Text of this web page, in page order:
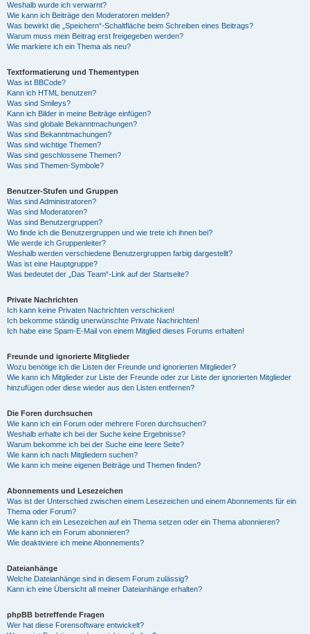
Weshalb wurde ich verwarnt?
Wie kann ich Beiträge den Moderatoren melden?
Was bewirkt die „Speichern“-Schaltfläche beim Schreiben eines Beitrags?
Warum muss mein Beitrag erst freigegeben werden?
Wie markiere ich ein Thema als neu?
Textformatierung und Thementypen
Was ist BBCode?
Kann ich HTML benutzen?
Was sind Smileys?
Kann ich Bilder in meine Beiträge einfügen?
Was sind globale Bekanntmachungen?
Was sind Bekanntmachungen?
Was sind wichtige Themen?
Was sind geschlossene Themen?
Was sind Themen-Symbole?
Benutzer-Stufen und Gruppen
Was sind Administratoren?
Was sind Moderatoren?
Was sind Benutzergruppen?
Wo finde ich die Benutzergruppen und wie trete ich ihnen bei?
Wie werde ich Gruppenleiter?
Weshalb werden verschiedene Benutzergruppen farbig dargestellt?
Was ist eine Hauptgruppe?
Was bedeutet der „Das Team“-Link auf der Startseite?
Private Nachrichten
Ich kann keine Privaten Nachrichten verschicken!
Ich bekomme ständig unerwünschte Private Nachrichten!
Ich habe eine Spam-E-Mail von einem Mitglied dieses Forums erhalten!
Freunde und ignorierte Mitglieder
Wozu benötige ich die Listen der Freunde und ignorierten Mitglieder?
Wie kann ich Mitglieder zur Liste der Freunde oder zur Liste der ignorierten Mitglieder
hinzufügen oder diese wieder aus den Listen entfernen?
Die Foren durchsuchen
Wie kann ich ein Forum oder mehrere Foren durchsuchen?
Weshalb erhalte ich bei der Suche keine Ergebnisse?
Warum bekomme ich bei der Suche eine leere Seite?
Wie kann ich nach Mitgliedern suchen?
Wie kann ich meine eigenen Beiträge und Themen finden?
Abonnements und Lesezeichen
Was ist der Unterschied zwischen einem Lesezeichen und einem Abonnements für ein
Thema oder Forum?
Wie kann ich ein Lesezeichen auf ein Thema setzen oder ein Thema abonnieren?
Wie kann ich ein Forum abonnieren?
Wie deaktiviere ich meine Abonnements?
Dateianhänge
Welche Dateianhänge sind in diesem Forum zulässig?
Kann ich eine Übersicht all meiner Dateianhänge erhalten?
phpBB betreffende Fragen
Wer hat diese Forensoftware entwickelt?